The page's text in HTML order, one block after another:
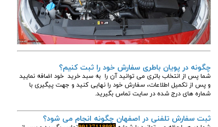
چگونه در پویان باطری سفارش خود را ثبت کنیم؟
شما پس از انتخاب باتری می توانید آن را به سبد خرید خود اضافه نمایید
و پس از تکمیل اطلاعات، سفارش خود را نهایی کنید و جهت پیگیری با
شماره های درج شده در سایت تماس بگیرید.
ثبت سفارش تلفنی در اصفهان چگونه انجام می شود؟